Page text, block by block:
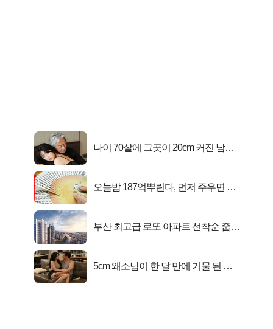
나이 70살에 그곳이 20cm 커진 남자..
오늘밤 187억뿌린다, 먼저 주우면 최
부산 최고급 로또 아파트 선착순 줍줍
5cm 왜소남이 한 달 만에 거물 된 사